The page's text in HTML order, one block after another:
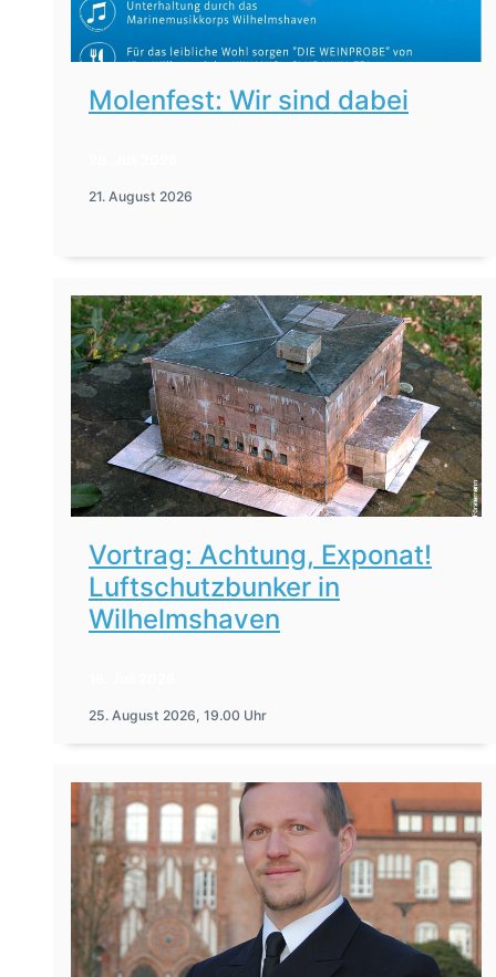
Molenfest: Wir sind dabei
21. August 2026
Vortrag: Achtung, Exponat!
Luftschutzbunker in
Wilhelmshaven
25. August 2026, 19.00 Uhr